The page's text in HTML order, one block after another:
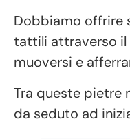
Dobbiamo offrire
tattili attraverso il
muoversi e
Tra queste pietre
da seduto ad